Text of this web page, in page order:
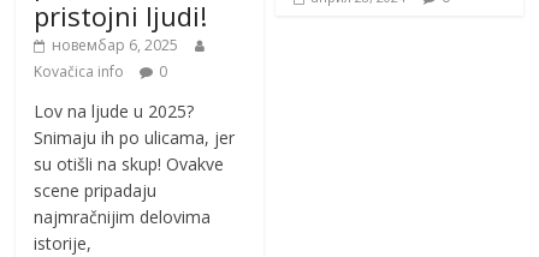
pristojni ljudi!
новембар 6, 2025
Kovačica info
0
Lov na ljude u 2025?
Snimaju ih po ulicama, jer
su otišli na skup! Ovakve
scene pripadaju
najmračnijim delovima
istorije,